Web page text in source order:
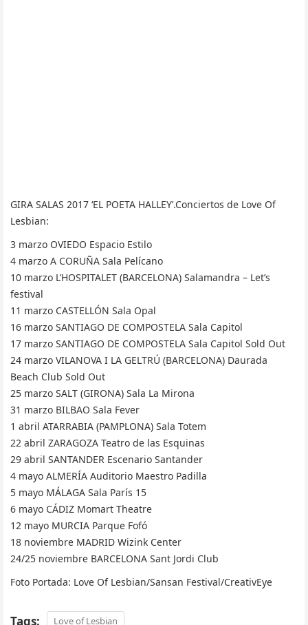
GIRA SALAS 2017 ‘EL POETA HALLEY’.Conciertos de Love Of
Lesbian:
3 marzo OVIEDO Espacio Estilo
4 marzo A CORUÑA Sala Pelícano
10 marzo L’HOSPITALET (BARCELONA) Salamandra – Let’s
festival
11 marzo CASTELLÓN Sala Opal
16 marzo SANTIAGO DE COMPOSTELA Sala Capitol
17 marzo SANTIAGO DE COMPOSTELA Sala Capitol Sold Out
24 marzo VILANOVA I LA GELTRÚ (BARCELONA) Daurada
Beach Club Sold Out
25 marzo SALT (GIRONA) Sala La Mirona
31 marzo BILBAO Sala Fever
1 abril ATARRABIA (PAMPLONA) Sala Totem
22 abril ZARAGOZA Teatro de las Esquinas
29 abril SANTANDER Escenario Santander
4 mayo ALMERÍA Auditorio Maestro Padilla
5 mayo MÁLAGA Sala París 15
6 mayo CÁDIZ Momart Theatre
12 mayo MURCIA Parque Fofó
18 noviembre MADRID Wizink Center
24/25 noviembre BARCELONA Sant Jordi Club
Foto Portada: Love Of Lesbian/Sansan Festival/CreativEye
Tags: Love of Lesbian